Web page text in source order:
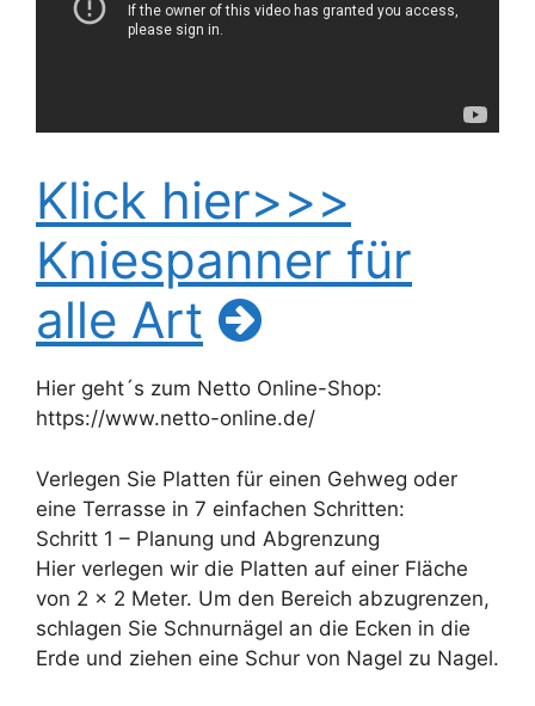
Klick hier>>>
Kniespanner für
alle Art
Hier geht´s zum Netto Online-Shop:
https://www.netto-online.de/
Verlegen Sie Platten für einen Gehweg oder
eine Terrasse in 7 einfachen Schritten:
Schritt 1 – Planung und Abgrenzung
Hier verlegen wir die Platten auf einer Fläche
von 2 x 2 Meter. Um den Bereich abzugrenzen,
schlagen Sie Schnurnägel an die Ecken in die
Erde und ziehen eine Schur von Nagel zu Nagel.